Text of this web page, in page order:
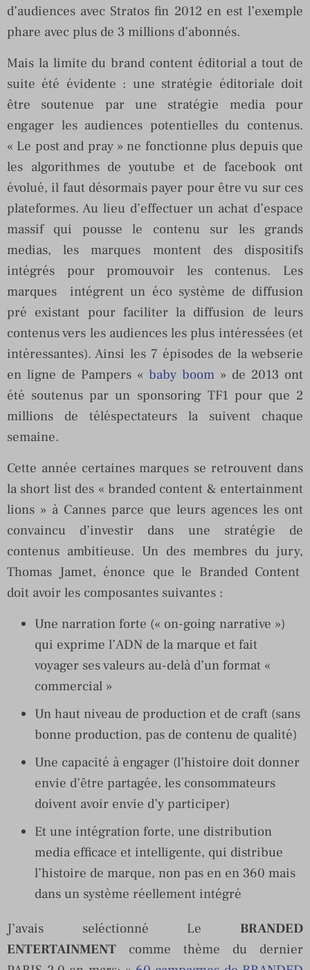
d’audiences avec Stratos fin 2012 en est l’exemple
phare avec plus de 3 millions d’abonnés.
Mais la limite du brand content éditorial a tout de
suite été évidente : une stratégie éditoriale doit
être soutenue par une stratégie media pour
engager les audiences potentielles du contenus.
« Le post and pray » ne fonctionne plus depuis que
les algorithmes de youtube et de facebook ont
évolué, il faut désormais payer pour être vu sur ces
plateformes. Au lieu d’effectuer un achat d’espace
massif qui pousse le contenu sur les grands
medias, les marques montent des dispositifs
intégrés pour promouvoir les contenus. Les
marques intégrent un éco système de diffusion
pré existant pour faciliter la diffusion de leurs
contenus vers les audiences les plus intéressées (et
intéressantes). Ainsi les 7 épisodes de la webserie
en ligne de Pampers « baby boom » de 2013 ont
été soutenus par un sponsoring TF1 pour que 2
millions de téléspectateurs la suivent chaque
semaine.
Cette année certaines marques se retrouvent dans
la short list des « branded content & entertainment
lions » à Cannes parce que leurs agences les ont
convaincu d’investir dans une stratégie de
contenus ambitieuse. Un des membres du jury,
Thomas Jamet, énonce que le Branded Content
doit avoir les composantes suivantes :
Une narration forte (« on-going narrative »)
qui exprime l’ADN de la marque et fait
voyager ses valeurs au-delà d’un format «
commercial »
Un haut niveau de production et de craft (sans
bonne production, pas de contenu de qualité)
Une capacité à engager (l’histoire doit donner
envie d’être partagée, les consommateurs
doivent avoir envie d’y participer)
Et une intégration forte, une distribution
media efficace et intelligente, qui distribue
l’histoire de marque, non pas en en 360 mais
dans un système réellement intégré
J’avais seléctionné Le BRANDED
ENTERTAINMENT comme thème du dernier